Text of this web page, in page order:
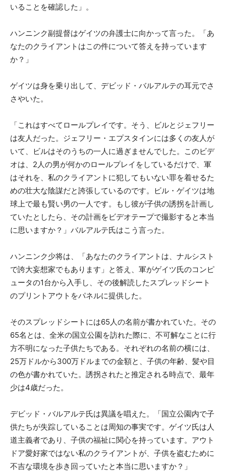
いることを確認した」。
ハンニンク副提督はゲイツの弁護士に向かって言った。「あ
なたのクライアントはこの件について答えを持っています
か？」
ゲイツは身を乗り出して、デビッド・バルアルテの耳元でさ
さやいた。
「これはすべてロールプレイです。そう、ビルとジェフリー
は友人だった。ジェフリー・エプスタインには多くの友人が
いて、ビルはそのうちの一人に過ぎませんでした。このビデ
オは、2人の男が何かのロールプレイをしているだけで、軍
はそれを、私のクライアントに犯してもいない罪を着せるた
めの壮大な陰謀だと誇張しているのです。ビル・ゲイツは地
球上で最も賢い男の一人です。もし彼が子供の誘拐を計画し
ていたとしたら、その計画をビデオテープで撮影すると本当
に思いますか？」バルアルテ氏はこう言った。
ハンニンク少将は、「あなたのクライアントは、ナルシスト
で誇大妄想家でもあります」と答え、軍がゲイツ氏のコンピ
ュータの1台から入手し、その後解読したスプレッドシート
のプリントアウトをパネルに提供した。
そのスプレッドシートには65人の名前が書かれていた。その
65名とは、全米の国立公園を訪れた際に、不可解なことに行
方不明になった子供たちである。それぞれの名前の横には、
25万ドルから300万ドルまでの金額と、子供の年齢、髪や目
の色が書かれていた。誘拐されたと推定される時点で、最年
少は4歳だった。
デビッド・バルアルテ氏は異議を唱えた。「国立公園内で子
供たちが失踪していることは周知の事実です。ゲイツ氏は人
道主義者であり、子供の福祉に関心を持っています。アウト
ドア愛好家ではない私のクライアントが、子供を盗むために
不吉な環境を歩き回っていたと本当に思いますか？」